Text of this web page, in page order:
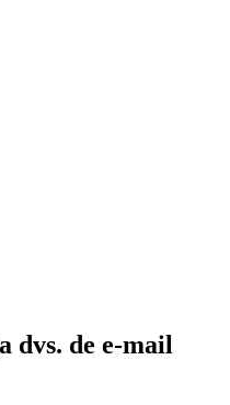
dvs. de e-mail